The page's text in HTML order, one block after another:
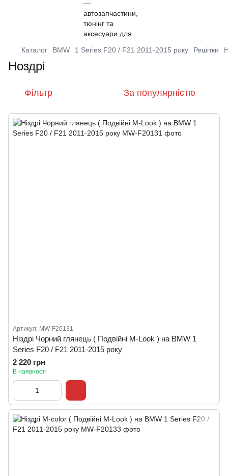
Каталог BMW 1 Series F20 / F21 2011-2015 року Решітки
Ноздрі
Фільтр За популярністю
Артикул: MW-F20131
Ніздрі Чорний глянець ( Подвійні M-Look ) на BMW 1
Series F20 / F21 2011-2015 року
2 220 грн
В наявності